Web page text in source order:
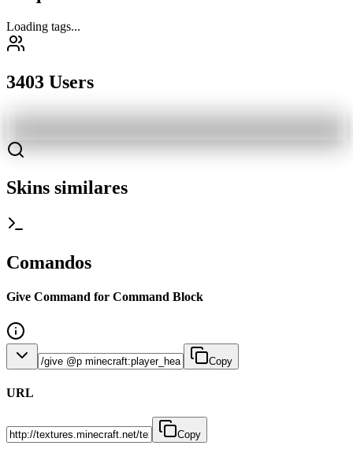
Loading tags...
3403 Users
Skins similares
Comandos
Give Command for Command Block
Copy
URL
Copy